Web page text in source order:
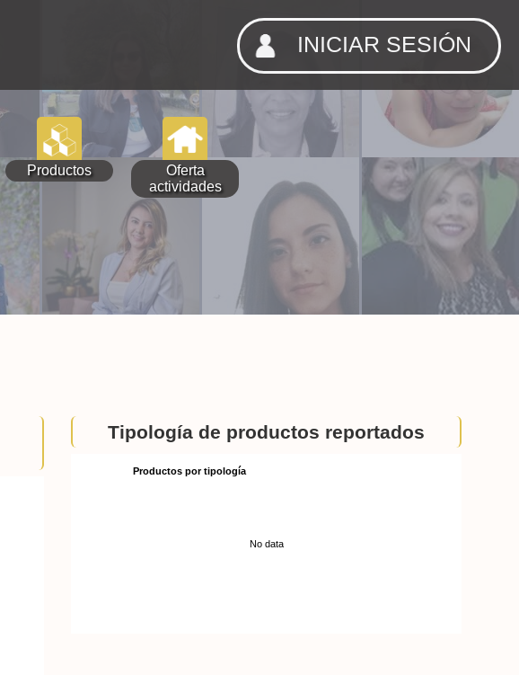
Productos
Oferta
actividades
INICIAR SESIÓN
Tipología de productos reportados
Productos por tipología
No data